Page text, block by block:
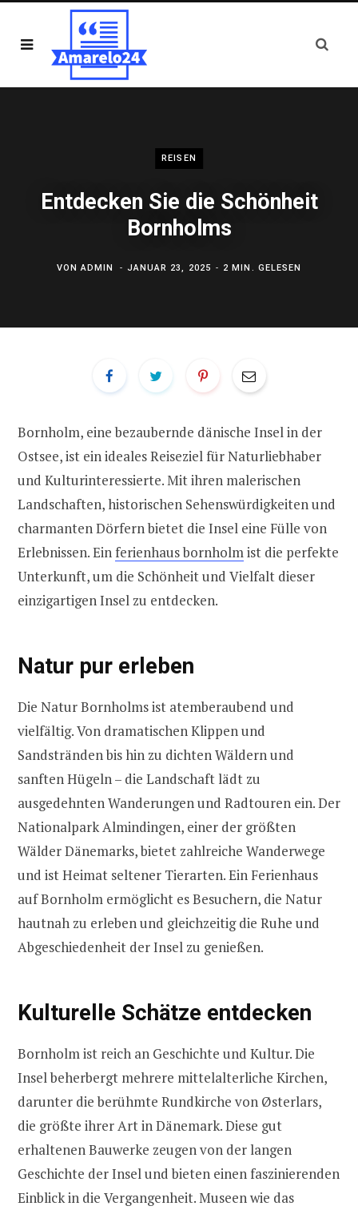
REISEN
Entdecken Sie die Schönheit
Bornholms
VONADMIN JANUAR 23, 2025 2 MIN. GELESEN
Bornholm, eine bezaubernde dänische Insel in der
Ostsee, ist ein ideales Reiseziel für Naturliebhaber
und Kulturinteressierte. Mit ihren malerischen
Landschaften, historischen Sehenswürdigkeiten und
charmanten Dörfern bietet die Insel eine Fülle von
Erlebnissen. Einferienhaus bornholmist die perfekte
Unterkunft, um die Schönheit und Vielfalt dieser
einzigartigen Insel zu entdecken.
Natur pur erleben
Die Natur Bornholms ist atemberaubend und
vielfältig. Von dramatischen Klippen und
Sandstränden bis hin zu dichten Wäldern und
sanften Hügeln – die Landschaft lädt zu
ausgedehnten Wanderungen und Radtouren ein. Der
Nationalpark Almindingen, einer der größten
Wälder Dänemarks, bietet zahlreiche Wanderwege
und ist Heimat seltener Tierarten. Ein Ferienhaus
auf Bornholm ermöglicht es Besuchern, die Natur
hautnah zu erleben und gleichzeitig die Ruhe und
Abgeschiedenheit der Insel zu genießen.
Kulturelle Schätze entdecken
Bornholm ist reich an Geschichte und Kultur. Die
Insel beherbergt mehrere mittelalterliche Kirchen,
darunter die berühmte Rundkirche von Østerlars,
die größte ihrer Art in Dänemark. Diese gut
erhaltenen Bauwerke zeugen von der langen
Geschichte der Insel und bieten einen faszinierenden
Einblick in die Vergangenheit. Museen wie das